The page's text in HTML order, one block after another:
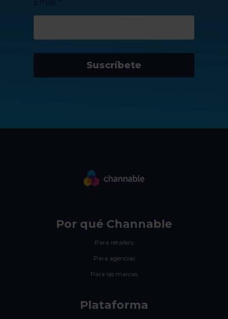
Email *
Suscríbete
Por qué Channable
Para retailers
Para agencias
Para las marcas
Plataforma